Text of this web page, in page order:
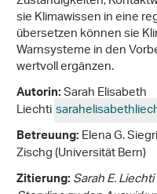
sie Klimawissen in eine
übersetzen können sie
Warnsysteme in den
wertvoll ergänzen.
Autorin:Sarah Elisabeth
Liechti
Betreuung:Elena G.
Zischg (Universität Bern)
Zitierung:Sarah E.